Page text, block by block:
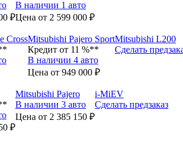
₽
В наличии 1 авто
Цена от 2 599 000 ₽
CrossMitsubishi Pajero Sport
Кредит от 11 %**
В наличии 4 авто
Цена от 949 000 ₽
Mitsubishi L200
Сделать
₽
Mitsubishi Pajero
В наличии 3 авто
Цена от 2 385 150 ₽
i-MiEV
Сделать предзаказ